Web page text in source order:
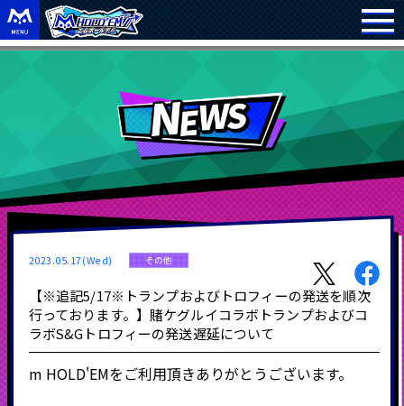
2023.05.17(Wed) その他
【※追記5/17※トランプおよびトロフィーの発送を順次
行っております。】賭ケグルイコラボトランプおよびコ
ラボS&Gトロフィーの発送遅延について
m HOLD'EMをご利用頂きありがとうございます。